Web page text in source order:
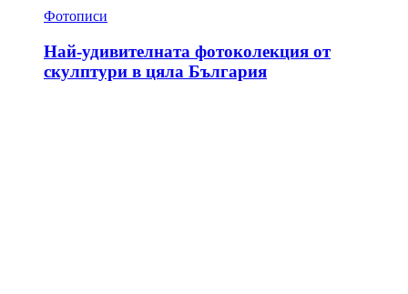
Фотописи
Най-удивителната фотоколекция от
скулптури в цяла България